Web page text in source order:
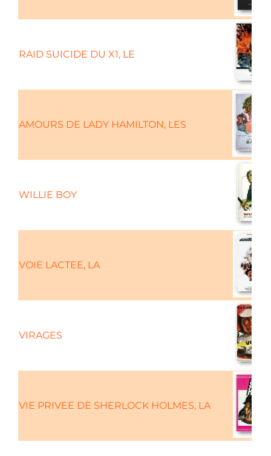
RAID SUICIDE DU X1, LE
AMOURS DE LADY HAMILTON, LES
WILLIE BOY
VOIE LACTEE, LA
VIRAGES
VIE PRIVEE DE SHERLOCK HOLMES, LA